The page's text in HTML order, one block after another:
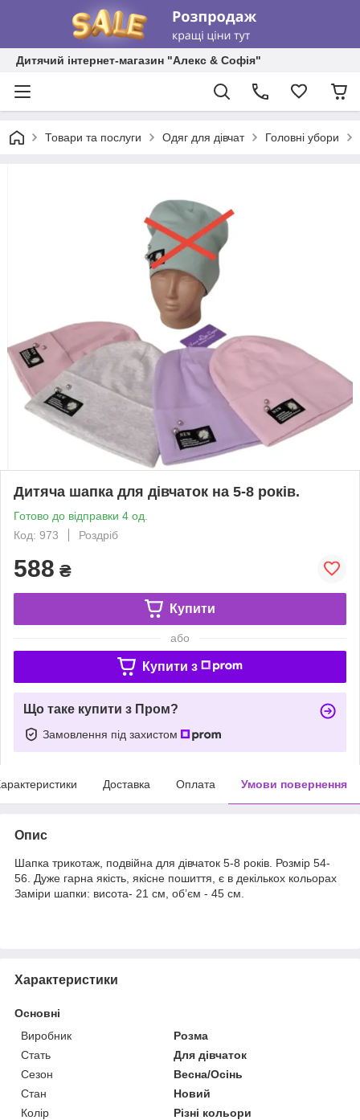
Дитячий інтернет-магазин "Алекс & Софія"
Товари та послуги Одяг для дівчат Головні убори
Дитяча шапка для дівчаток на 5-8 років.
Готово до відправки 4 од.
Код: 973
Роздріб
588 ₴
Купити
або
Купити з
Що таке купити з Пром?
Замовлення під захистом
Доставка Оплата Умови повернення
Опис
Шапка трикотаж, подвійна для дівчаток 5-8 років. Розмір 54-
56. Дуже гарна якість, якісне пошиття, є в декількох кольорах
Заміри шапки: висота- 21 см, об’єм - 45 см.
Характеристики
Основні
Виробник
Розма
Стать
Для дівчаток
Сезон
Весна/Осінь
Стан
Новий
Колір
Різні кольори